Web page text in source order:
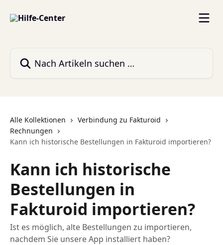
Alle Kollektionen
Verbindung zu Fakturoid
Rechnungen
Kann ich historische Bestellungen in Fakturoid importieren?
Kann ich historische
Bestellungen in
Fakturoid importieren?
Ist es möglich, alte Bestellungen zu importieren,
nachdem Sie unsere App installiert haben?